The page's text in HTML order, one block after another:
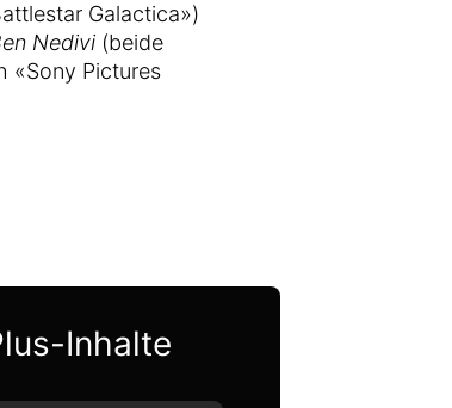
Galactica»)
Nedivi(beide
«Sony Pictures
Inhalte